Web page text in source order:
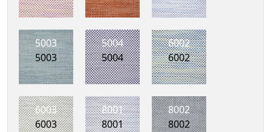
5003
5003
5004
5004
6002
6002
6003
6003
8001
8001
8002
8002